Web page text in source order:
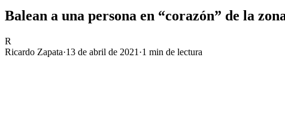
Balean a una persona en “corazón” de la
R
Ricardo Zapata·13 de abril de 2021 ·1 min de lectura